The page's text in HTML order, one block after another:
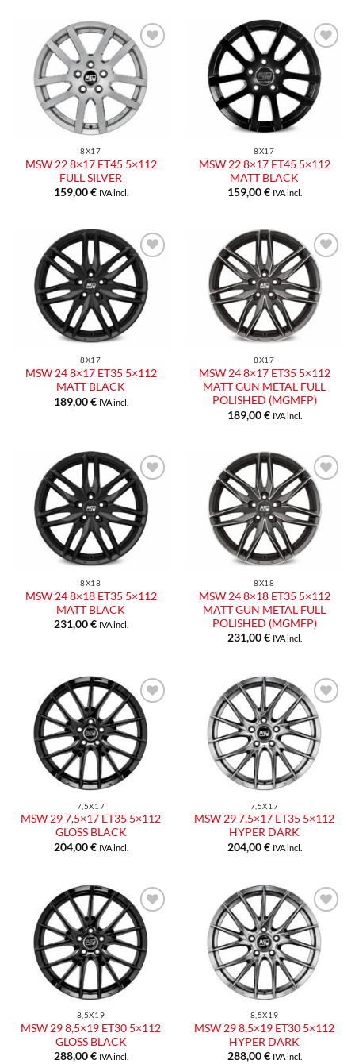
Aggiungi
alla lista
dei
desideri
8X17
MSW 22 8×17 ET45 5×112
FULL SILVER
159,00€ IVA incl.
Aggiungi
alla lista
dei
desideri
8X17
MSW 22 8×17 ET45 5×112
MATT BLACK
159,00€ IVA incl.
Aggiungi
alla lista
dei
desideri
8X17
MSW 24 8×17 ET35 5×112
MATT BLACK
189,00€ IVA incl.
Aggiungi
alla lista
dei
desideri
8X17
MSW 24 8×17 ET35 5×112
MATT GUN METAL FULL
POLISHED (MGMFP)
189,00€ IVA incl.
Aggiungi
alla lista
dei
desideri
8X18
MSW 24 8×18 ET35 5×112
MATT BLACK
231,00€ IVA incl.
Aggiungi
alla lista
dei
desideri
8X18
MSW 24 8×18 ET35 5×112
MATT GUN METAL FULL
POLISHED (MGMFP)
231,00€ IVA incl.
Aggiungi
alla lista
dei
desideri
7,5X17
MSW 29 7,5×17 ET35 5×112
GLOSS BLACK
204,00€ IVA incl.
Aggiungi
alla lista
dei
desideri
7,5X17
MSW 29 7,5×17 ET35 5×112
HYPER DARK
204,00€ IVA incl.
Aggiungi
alla lista
dei
desideri
8,5X19
MSW 29 8,5×19 ET30 5×112
GLOSS BLACK
288,00€ IVA incl.
Aggiungi
alla lista
dei
desideri
8,5X19
MSW 29 8,5×19 ET30 5×112
HYPER DARK
288,00€ IVA incl.